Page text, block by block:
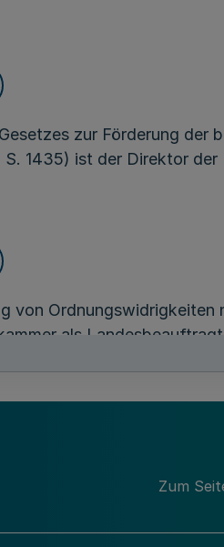
zur Förderung der
S. 1435) ist der Direktor der
von Ordnungswidrigkeiten
als
Zum